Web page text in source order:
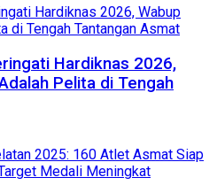
Hardiknas 2026,
Pelita di Tengah